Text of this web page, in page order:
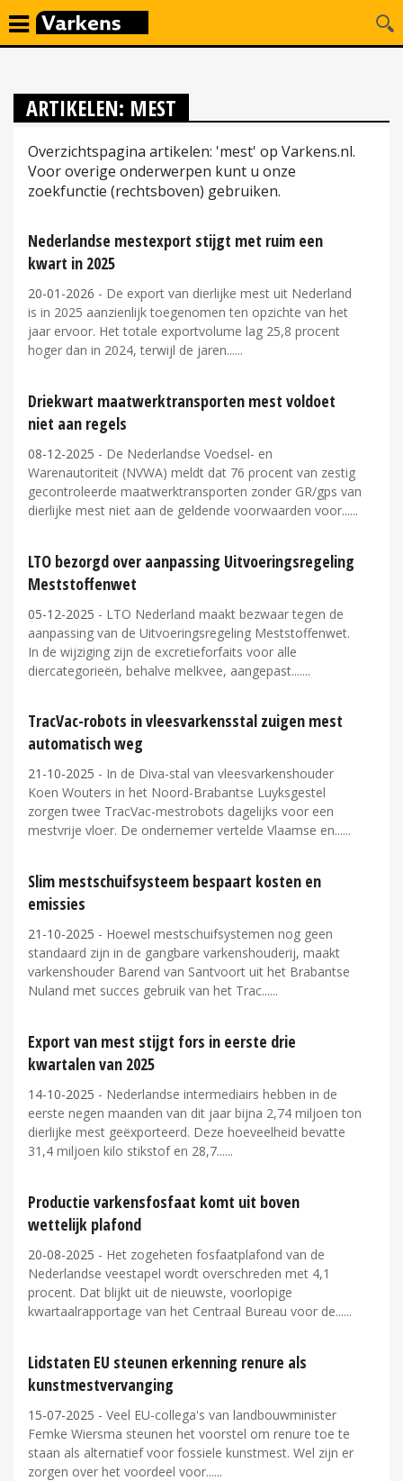
ARTIKELEN: MEST
Overzichtspagina artikelen: 'mest' op Varkens.nl.
Voor overige onderwerpen kunt u onze
zoekfunctie (rechtsboven) gebruiken.
Nederlandse mestexport stijgt met ruim een
kwart in 2025
20-01-2026 - De export van dierlijke mest uit Nederland
is in 2025 aanzienlijk toegenomen ten opzichte van het
jaar ervoor. Het totale exportvolume lag 25,8 procent
hoger dan in 2024, terwijl de jaren...
Driekwart maatwerktransporten mest voldoet
niet aan regels
08-12-2025 - De Nederlandse Voedsel- en
Warenautoriteit (NVWA) meldt dat 76 procent van zestig
gecontroleerde maatwerktransporten zonder GR/gps van
dierlijke mest niet aan de geldende voorwaarden voor...
LTO bezorgd over aanpassing Uitvoeringsregeling
Meststoffenwet
05-12-2025 - LTO Nederland maakt bezwaar tegen de
aanpassing van de Uitvoeringsregeling Meststoffenwet.
In de wijziging zijn de excretieforfaits voor alle
diercategorieën, behalve melkvee, aangepast....
TracVac-robots in vleesvarkensstal zuigen mest
automatisch weg
21-10-2025 - In de Diva-stal van vleesvarkenshouder
Koen Wouters in het Noord-Brabantse Luyksgestel
zorgen twee TracVac-mestrobots dagelijks voor een
mestvrije vloer. De ondernemer vertelde Vlaamse en...
Slim mestschuifsysteem bespaart kosten en
emissies
21-10-2025 - Hoewel mestschuifsystemen nog geen
standaard zijn in de gangbare varkenshouderij, maakt
varkenshouder Barend van Santvoort uit het Brabantse
Nuland met succes gebruik van het Trac...
Export van mest stijgt fors in eerste drie
kwartalen van 2025
14-10-2025 - Nederlandse intermediairs hebben in de
eerste negen maanden van dit jaar bijna 2,74 miljoen ton
dierlijke mest geëxporteerd. Deze hoeveelheid bevatte
31,4 miljoen kilo stikstof en 28,7...
Productie varkensfosfaat komt uit boven
wettelijk plafond
20-08-2025 - Het zogeheten fosfaatplafond van de
Nederlandse veestapel wordt overschreden met 4,1
procent. Dat blijkt uit de nieuwste, voorlopige
kwartaalrapportage van het Centraal Bureau voor de...
Lidstaten EU steunen erkenning renure als
kunstmestvervanging
15-07-2025 - Veel EU-collega's van landbouwminister
Femke Wiersma steunen het voorstel om renure toe te
staan als alternatief voor fossiele kunstmest. Wel zijn er
zorgen over het voordeel voor...